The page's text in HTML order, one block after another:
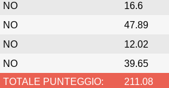
NO
16.6
NO
47.89
NO
12.02
NO
39.65
TOTALE PUNTEGGIO:
211.08